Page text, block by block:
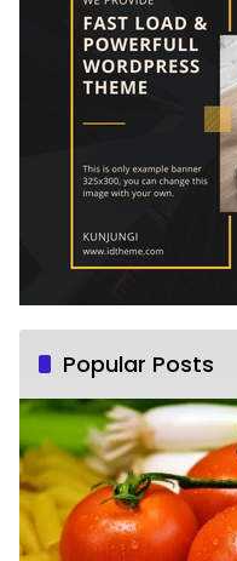
Popular Posts